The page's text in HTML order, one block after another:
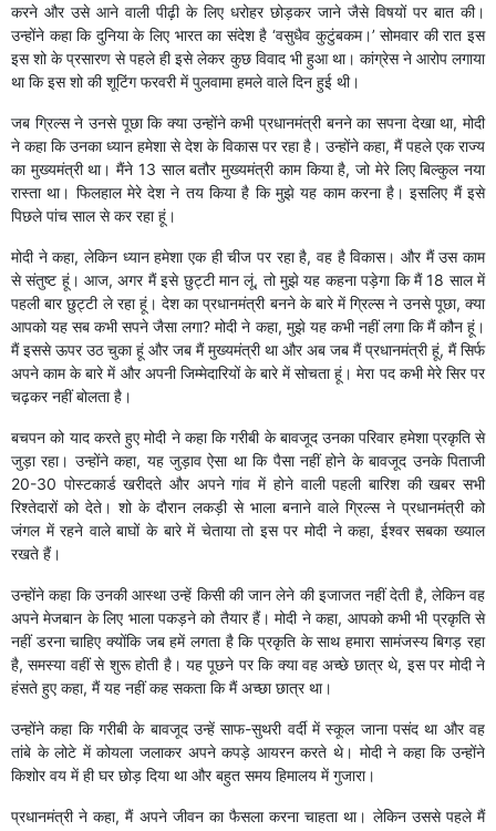
करने और उसे आने वाली पीढ़ी के लिए धरोहर छोड़कर जाने जैसे विषयों पर बात की।
उन्होंने कहा कि दुनिया के लिए भारत का संदेश है ‘वसुधैव कुटुंबकम।’ सोमवार की रात इस
इस शो के प्रसारण से पहले ही इसे लेकर कुछ विवाद भी हुआ था। कांग्रेस ने आरोप लगाया
था कि इस शो की शूटिंग फरवरी में पुलवामा हमले वाले दिन हुई थी।
जब ग्रिल्स ने उनसे पूछा कि क्या उन्होंने कभी प्रधानमंत्री बनने का सपना देखा था, मोदी
ने कहा कि उनका ध्यान हमेशा से देश के विकास पर रहा है। उन्होंने कहा, मैं पहले एक राज्य
का मुख्यमंत्री था। मैंने 13 साल बतौर मुख्यमंत्री काम किया है, जो मेरे लिए बिल्कुल नया
रास्ता था। फिलहाल मेरे देश ने तय किया है कि मुझे यह काम करना है। इसलिए मैं इसे
पिछले पांच साल से कर रहा हूं।
मोदी ने कहा, लेकिन ध्यान हमेशा एक ही चीज पर रहा है, वह है विकास। और मैं उस काम
से संतुष्ट हूं। आज, अगर मैं इसे छुट्टी मान लूं, तो मुझे यह कहना पड़ेगा कि मैं 18 साल में
पहली बार छुट्टी ले रहा हूं। देश का प्रधानमंत्री बनने के बारे में ग्रिल्स ने उनसे पूछा, क्या
आपको यह सब कभी सपने जैसा लगा? मोदी ने कहा, मुझे यह कभी नहीं लगा कि मैं कौन हूं।
मैं इससे ऊपर उठ चुका हूं और जब मैं मुख्यमंत्री था और अब जब मैं प्रधानमंत्री हूं, मैं सिर्फ
अपने काम के बारे में और अपनी जिम्मेदारियों के बारे में सोचता हूं। मेरा पद कभी मेरे सिर पर
चढ़कर नहीं बोलता है।
बचपन को याद करते हुए मोदी ने कहा कि गरीबी के बावजूद उनका परिवार हमेशा प्रकृति से
जुड़ा रहा। उन्होंने कहा, यह जुड़ाव ऐसा था कि पैसा नहीं होने के बावजूद उनके पिताजी
20-30 पोस्टकार्ड खरीदते और अपने गांव में होने वाली पहली बारिश की खबर सभी
रिश्तेदारों को देते। शो के दौरान लकड़ी से भाला बनाने वाले ग्रिल्स ने प्रधानमंत्री को
जंगल में रहने वाले बाघों के बारे में चेताया तो इस पर मोदी ने कहा, ईश्वर सबका ख्याल
रखते हैं।
उन्होंने कहा कि उनकी आस्था उन्हें किसी की जान लेने की इजाजत नहीं देती है, लेकिन वह
अपने मेजबान के लिए भाला पकड़ने को तैयार हैं। मोदी ने कहा, आपको कभी भी प्रकृति से
नहीं डरना चाहिए क्योंकि जब हमें लगता है कि प्रकृति के साथ हमारा सामंजस्य बिगड़ रहा
है, समस्या वहीं से शुरू होती है। यह पूछने पर कि क्या वह अच्छे छात्र थे, इस पर मोदी ने
हंसते हुए कहा, मैं यह नहीं कह सकता कि मैं अच्छा छात्र था।
उन्होंने कहा कि गरीबी के बावजूद उन्हें साफ-सुथरी वर्दी में स्कूल जाना पसंद था और वह
तांबे के लोटे में कोयला जलाकर अपने कपड़े आयरन करते थे। मोदी ने कहा कि उन्होंने
किशोर वय में ही घर छोड़ दिया था और बहुत समय हिमालय में गुजारा।
प्रधानमंत्री ने कहा, मैं अपने जीवन का फैसला करना चाहता था। लेकिन उससे पहले मैं